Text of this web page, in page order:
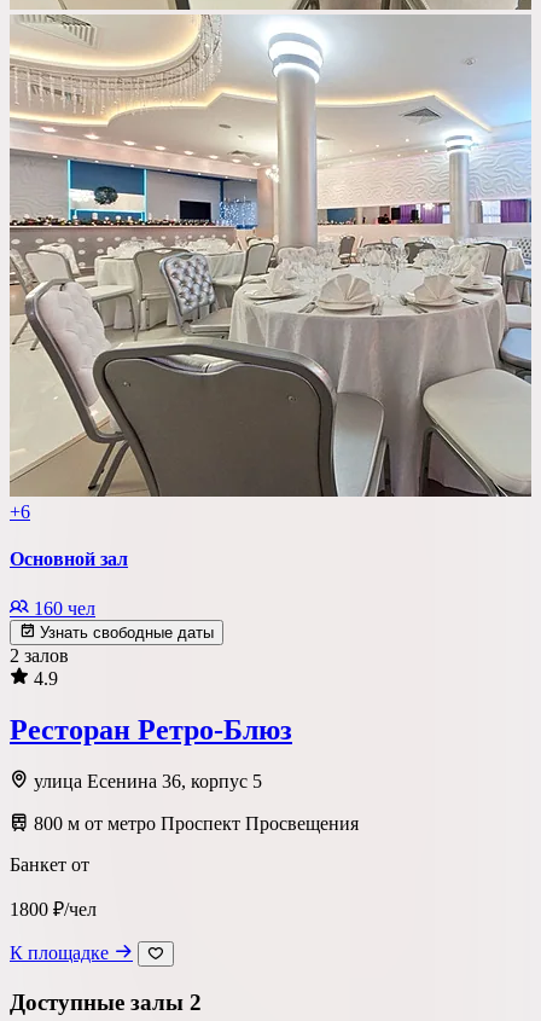
+6
Основной зал
160 чел
Узнать свободные даты
2 залов
4.9
Ресторан Ретро-Блюз
улица Есенина 36, корпус 5
800 м от метро Проспект Просвещения
Банкет от
1800 ₽/чел
К площадке
Доступные залы 2